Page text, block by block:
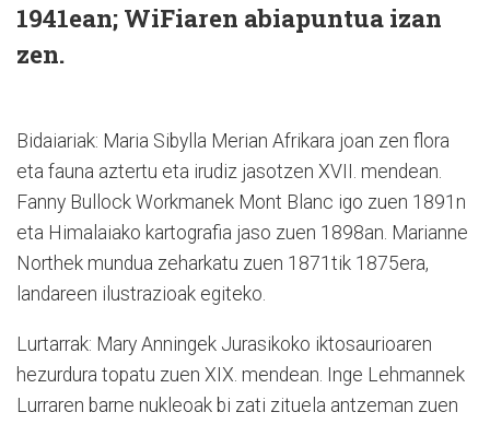
1941ean; WiFiaren abiapuntua izan
zen.
Bidaiariak: Maria Sibylla Merian Afrikara joan zen flora
eta fauna aztertu eta irudiz jasotzen XVII. mendean.
Fanny Bullock Workmanek Mont Blanc igo zuen 1891n
eta Himalaiako kartografia jaso zuen 1898an. Marianne
Northek mundua zeharkatu zuen 1871tik 1875era,
landareen ilustrazioak egiteko.
Lurtarrak: Mary Anningek Jurasikoko iktosaurioaren
hezurdura topatu zuen XIX. mendean. Inge Lehmannek
Lurraren barne nukleoak bi zati zituela antzeman zuen